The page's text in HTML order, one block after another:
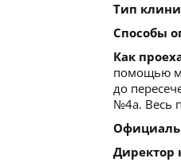
Тип
Способы
Как
помощью
до
№4а. Весь
Директор